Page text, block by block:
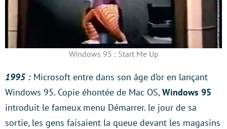
Windows 95 : Start Me Up
1995 : Microsoft entre dans son âge d’or en lançant
Windows 95. Copie éhontée de Mac OS,Windows 95
introduit le fameux menu Démarrer. le jour de sa
sortie, les gens faisaient la queue devant les magasins